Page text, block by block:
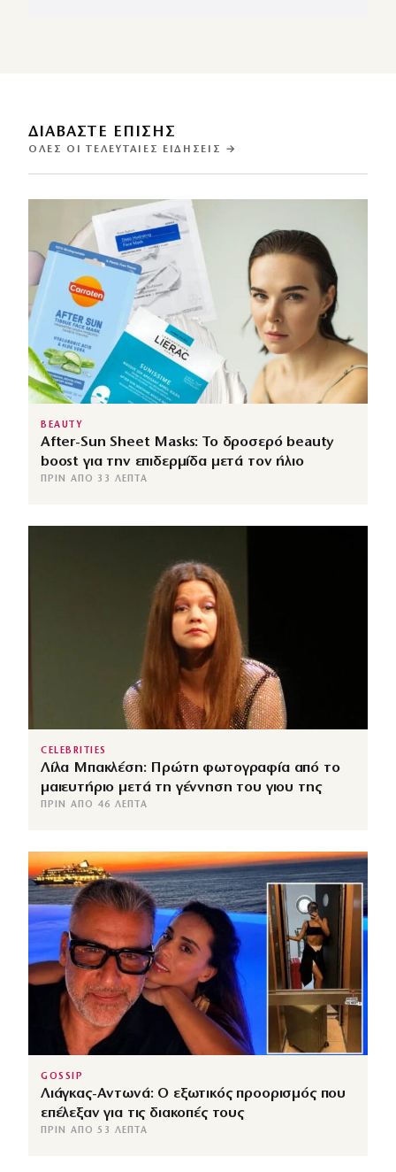
ΔΙΑΒΑΣΤΕ ΕΠΙΣΗΣ
ΌΛΕΣ ΟΙ ΤΕΛΕΥΤΑΊΕΣ ΕΙΔΉΣΕΙΣ →
BEAUTY
After-Sun Sheet Masks: Το δροσερό beauty
boost για την επιδερμίδα μετά τον ήλιο
ΠΡΙΝ ΑΠΌ 33 ΛΕΠΤΆ
CELEBRITIES
Λίλα Μπακλέση: Πρώτη φωτογραφία από το
μαιευτήριο μετά τη γέννηση του γιου της
ΠΡΙΝ ΑΠΌ 46 ΛΕΠΤΆ
GOSSIP
Λιάγκας-Αντωνά: Ο εξωτικός προορισμός που
επέλεξαν για τις διακοπές τους
ΠΡΙΝ ΑΠΌ 53 ΛΕΠΤΆ